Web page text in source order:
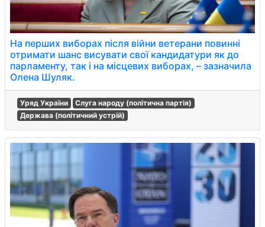
На перших виборах після війни ветерани повинні
отримати шанс висувати свої кандидатури як до
парламенту, так і на місцевих виборах, – зазначила
Олена Шуляк.
Уряд України
Слуга народу (політична партія)
Держава (політичний устрій)